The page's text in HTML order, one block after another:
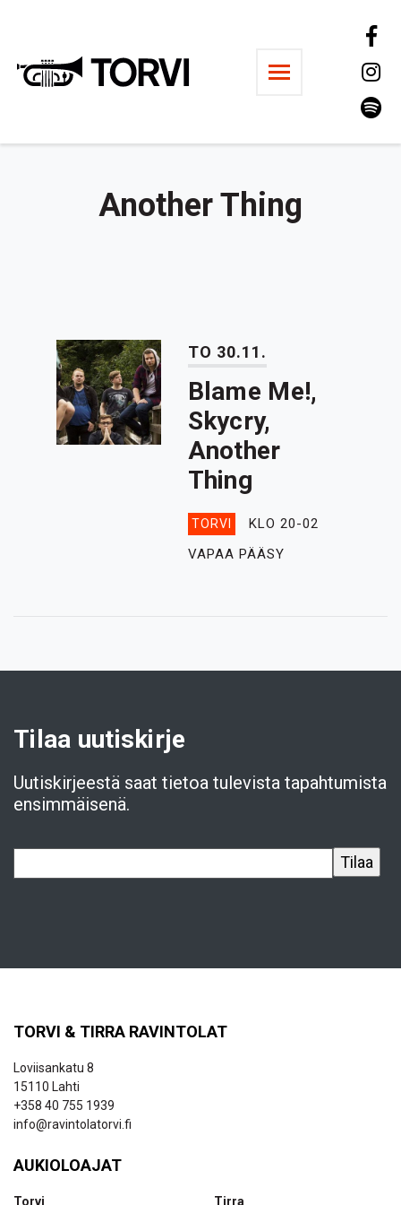
Ravintola Torvi
Another Thing
TO 30.11.
Blame Me!,
Skycry,
Another
Thing
TORVI
KLO 20-02
VAPAA PÄÄSY
Tilaa uutiskirje
Uutiskirjeestä saat tietoa tulevista tapahtumista
ensimmäisenä.
TORVI & TIRRA RAVINTOLAT
Loviisankatu 8
15110 Lahti
+358 40 755 1939
info@ravintolatorvi.fi
AUKIOLOAJAT
Torvi Tirra